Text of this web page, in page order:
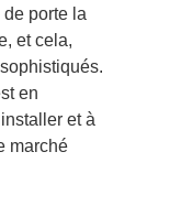
de porte la
et cela,
en
et à
marché